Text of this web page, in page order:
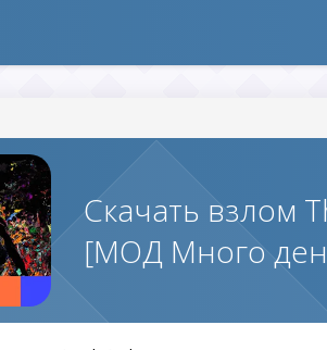
Скачать взлом
[МОД Много